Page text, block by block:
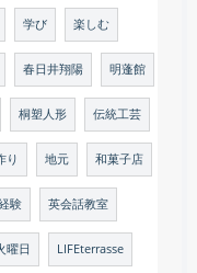
学び 楽しむ
春日井翔陽 明蓬館
桐塑人形 伝統工芸
り 地元 和菓子店
験 英会話教室
曜日 LIFEterrasse